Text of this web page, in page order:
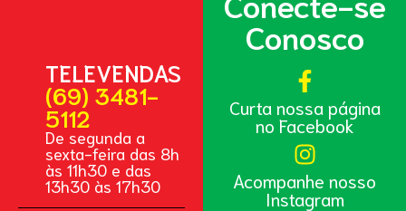
TELEVENDAS
(69) 3481-
5112
De segunda a
sexta-feira das 8h
às 11h30 e das
13h30 às 17h30
Conosco
Curta nossa página
no Facebook
Acompanhe nosso
Instagram